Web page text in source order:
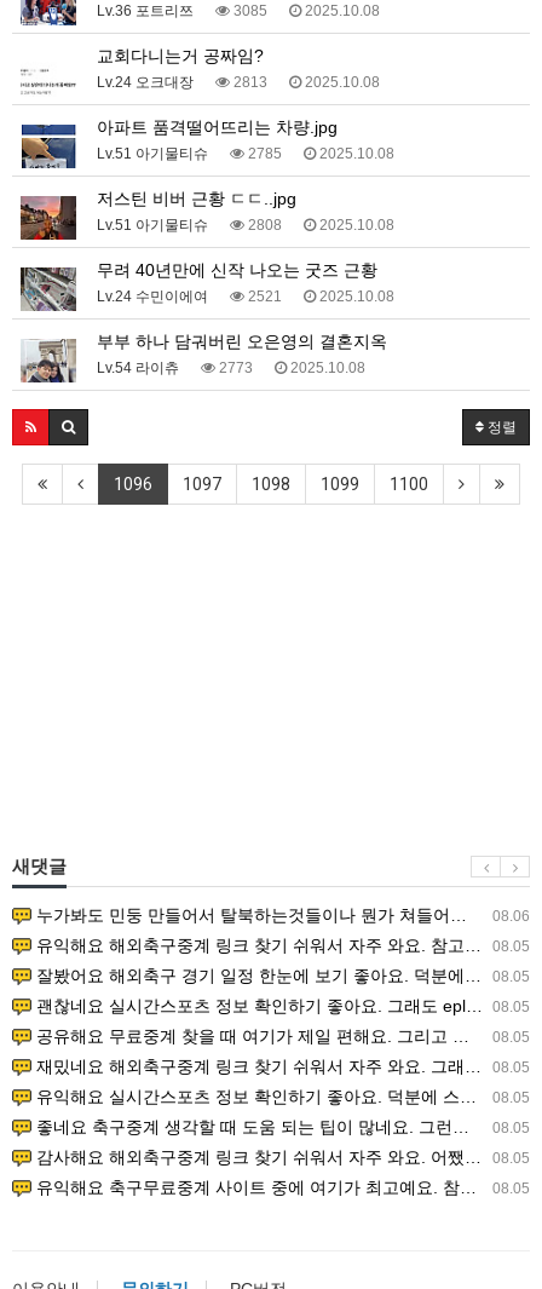
Lv.36 포트리쯔 3085 2025.10.08
교회다니는거 공짜임?
Lv.24 오크대장 2813 2025.10.08
아파트 품격떨어뜨리는 차량.jpg
Lv.51 아기물티슈 2785 2025.10.08
저스틴 비버 근황 ㄷㄷ..jpg
Lv.51 아기물티슈 2808 2025.10.08
무려 40년만에 신작 나오는 굿즈 근황
Lv.24 수민이에여 2521 2025.10.08
부부 하나 담궈버린 오은영의 결혼지옥
Lv.54 라이츄 2773 2025.10.08
정렬
1096 1097 1098 1099 1100
새댓글
08.06
누가봐도 민둥 만들어서 탈북하는것들이나 뭔가 쳐들어오는 낌새를 미리 알아차리기 위함이지 저걸 전쟁준비라고 하…
08.05
유익해요 해외축구중계 링크 찾기 쉬워서 자주 와요. 참고로 무료스포츠중계 정보 확인할 때 출처 꼭 체크해요.…
08.05
잘봤어요 해외축구 경기 일정 한눈에 보기 좋아요. 덕분에 epl중계 볼 때 공식 중계 채널 먼저 찾아봐요. …
08.05
괜찮네요 실시간스포츠 정보 확인하기 좋아요. 그래도 epl중계 볼 때 공식 중계 채널 먼저 찾아봐요. 북마크…
08.05
공유해요 무료중계 찾을 때 여기가 제일 편해요. 그리고 무료스포츠중계 정보 확인할 때 출처 꼭 체크해요. 앞…
08.05
재밌네요 해외축구중계 링크 찾기 쉬워서 자주 와요. 그래서 해외축구중계도 정식 서비스로 봐야 안전해요. 다음…
08.05
유익해요 실시간스포츠 정보 확인하기 좋아요. 덕분에 스포츠중계는 합법적인 경로로만 시청하려 해요. 좋은 정보…
08.05
좋네요 축구중계 생각할 때 도움 되는 팁이 많네요. 그런데 해외축구중계도 정식 서비스로 봐야 안전해요. 다음…
08.05
감사해요 해외축구중계 링크 찾기 쉬워서 자주 와요. 어쨌든 축구무료중계도 합법적인 곳에서 봐야 마음 편해요.…
08.05
유익해요 축구무료중계 사이트 중에 여기가 최고예요. 참고로 축구무료중계도 합법적인 곳에서 봐야 마음 편해요.…